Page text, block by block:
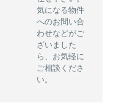
気になる物件
へのお問い合
わせなどがご
ざいました
ら、お気軽に
ご相談くださ
い。